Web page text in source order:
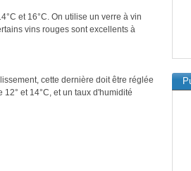
et 16°C. On utilise un verre à vin
vins rouges sont excellents à
cette dernière doit être réglée
et 14°C, et un taux d'humidité